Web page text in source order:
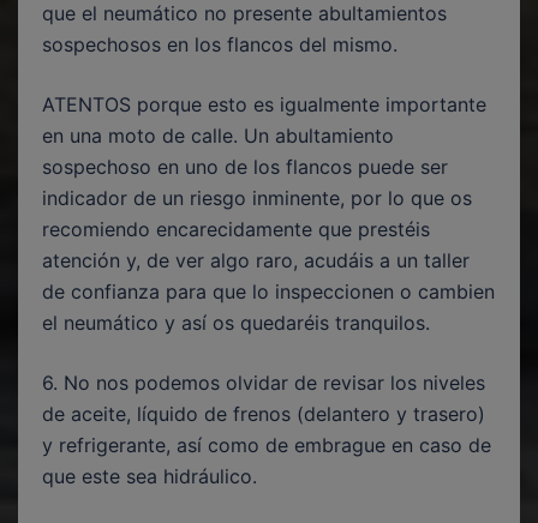
que el neumático no presente abultamientos
sospechosos en los flancos del mismo.
ATENTOS porque esto es igualmente importante
en una moto de calle. Un abultamiento
sospechoso en uno de los flancos puede ser
indicador de un riesgo inminente, por lo que os
recomiendo encarecidamente que prestéis
atención y, de ver algo raro, acudáis a un taller
de confianza para que lo inspeccionen o cambien
el neumático y así os quedaréis tranquilos.
6. No nos podemos olvidar de revisar los niveles
de aceite, líquido de frenos (delantero y trasero)
y refrigerante, así como de embrague en caso de
que este sea hidráulico.